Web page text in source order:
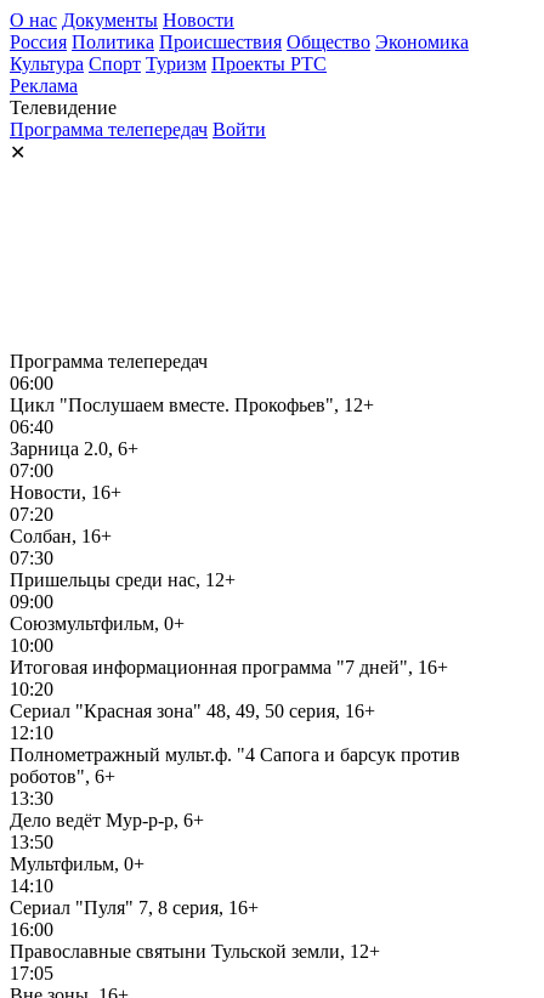
О нас Документы Новости
Россия Политика Происшествия Общество Экономика
Культура Спорт Туризм Проекты РТС
Реклама
Телевидение
Программа телепередач Войти
✕
Программа телепередач
06:00
Цикл "Послушаем вместе. Прокофьев", 12+
06:40
Зарница 2.0, 6+
07:00
Новости, 16+
07:20
Солбан, 16+
07:30
Пришельцы среди нас, 12+
09:00
Союзмультфильм, 0+
10:00
Итоговая информационная программа "7 дней", 16+
10:20
Сериал "Красная зона" 48, 49, 50 серия, 16+
12:10
Полнометражный мульт.ф. "4 Сапога и барсук против
роботов", 6+
13:30
Дело ведёт Мур-р-р, 6+
13:50
Мультфильм, 0+
14:10
Сериал "Пуля" 7, 8 серия, 16+
16:00
Православные святыни Тульской земли, 12+
17:05